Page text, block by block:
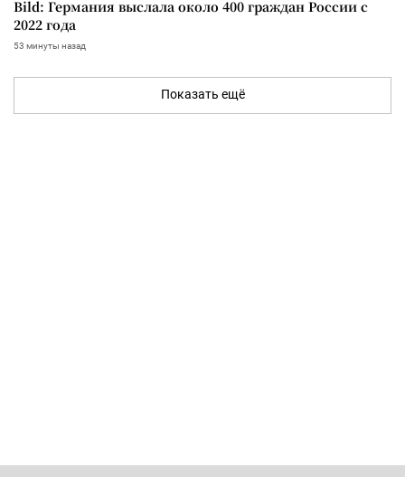
Bild: Германия выслала около 400 граждан России с
2022 года
53 минуты назад
Показать ещё